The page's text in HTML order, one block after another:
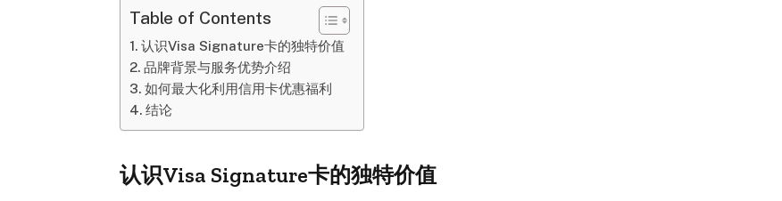
Table of Contents
认识Visa Signature卡的独特价值
品牌背景与服务优势介绍
如何最大化利用信用卡优惠福利
结论
认识Visa Signature卡的独特价值